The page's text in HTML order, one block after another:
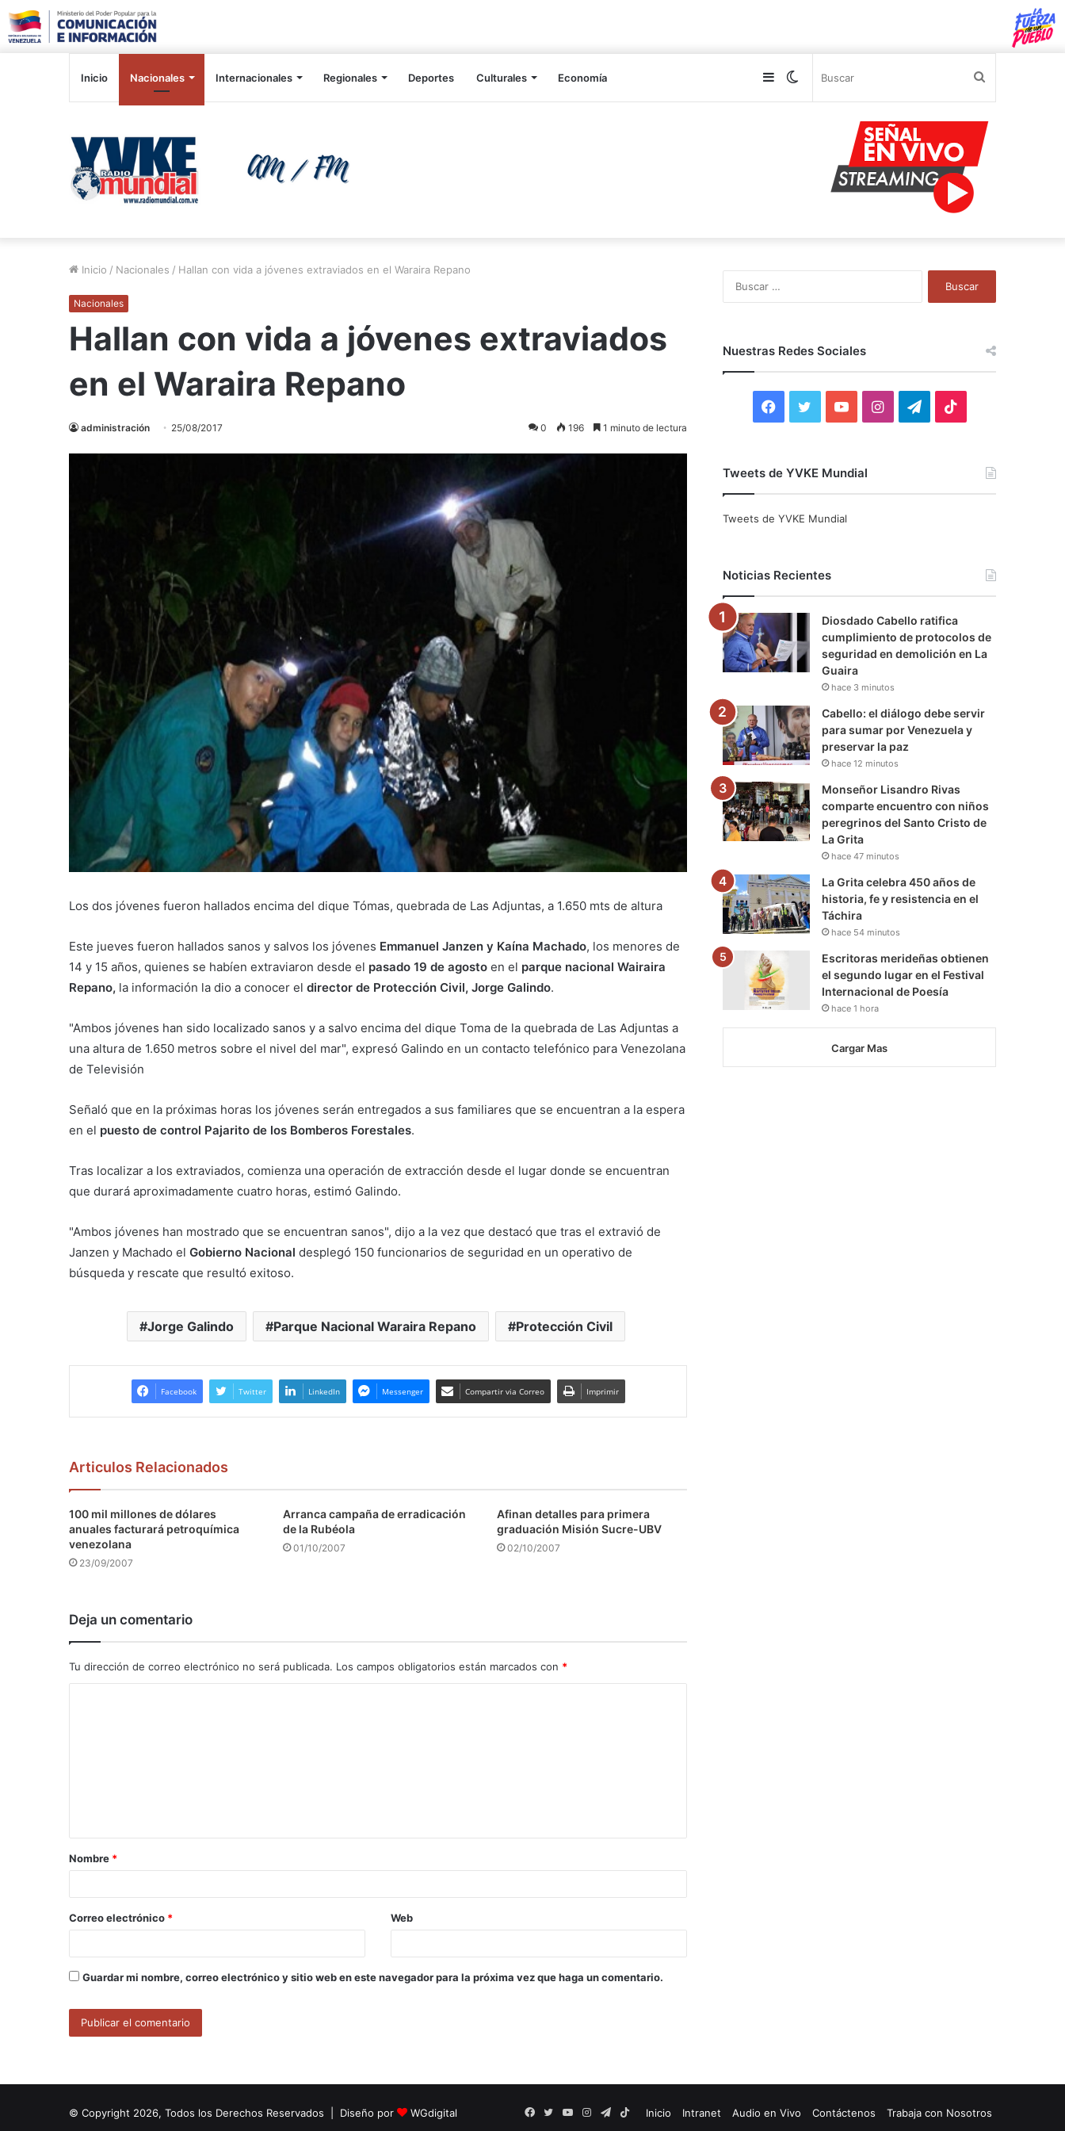
Inicio Nacionales Internacionales Regionales Deportes Culturales Economía Switch
Sidebar
Inicio / Nacionales / Hallan con vida a jóvenes extraviados en el Waraira Repano
Nacionales
Hallan con vida a jóvenes extraviados
en el Waraira Repano
administración 25/08/2017 0 196 1 minuto de lectura
Los dos jóvenes fueron hallados encima del dique Tómas, quebrada de Las Adjuntas, a 1.650 mts de altura
Este jueves fueron hallados sanos y salvos los jóvenes Emmanuel Janzen y Kaína Machado, los menores de
14 y 15 años, quienes se habíen extraviaron desde el pasado 19 de agosto en el parque nacional Wairaira
Repano, la información la dio a conocer el director de Protección Civil, Jorge Galindo.
"Ambos jóvenes han sido localizado sanos y a salvo encima del dique Toma de la quebrada de Las Adjuntas a
una altura de 1.650 metros sobre el nivel del mar", expresó Galindo en un contacto telefónico para Venezolana
de Televisión
Señaló que en la próximas horas los jóvenes serán entregados a sus familiares que se encuentran a la espera
en el puesto de control Pajarito de los Bomberos Forestales.
Tras localizar a los extraviados, comienza una operación de extracción desde el lugar donde se encuentran
que durará aproximadamente cuatro horas, estimó Galindo.
"Ambos jóvenes han mostrado que se encuentran sanos", dijo a la vez que destacó que tras el extravió de
Janzen y Machado el Gobierno Nacional desplegó 150 funcionarios de seguridad en un operativo de
búsqueda y rescate que resultó exitoso.
Jorge Galindo Parque Nacional Waraira Repano Protección Civil
Facebook Twitter LinkedIn Messenger Compartir via Correo Imprimir
Articulos Relacionados
100 mil millones de dólares
anuales facturará petroquímica
venezolana
23/09/2007
Arranca campaña de erradicación
de la Rubéola
01/10/2007
Afinan detalles para primera
graduación Misión Sucre-UBV
02/10/2007
Deja un comentario
Tu dirección de correo electrónico no será publicada. Los campos obligatorios están marcados con *
a
r
*
Nombre *
Correo electrónico * Web
Guardar mi nombre, correo electrónico y sitio web en este navegador para la próxima vez que haga un comentario.
Nuestras Redes Sociales
F
c
o
k
i
r
Y
u
e
I
r
a
m
T
a
m
Tweets de YVKE Mundial
Tweets de YVKE Mundial
Noticias Recientes
Diosdado Cabello ratifica
cumplimiento de protocolos de
seguridad en demolición en La
Guaira
hace 3 minutos
Cabello: el diálogo debe servir
para sumar por Venezuela y
preservar la paz
hace 12 minutos
Monseñor Lisandro Rivas
comparte encuentro con niños
peregrinos del Santo Cristo de
La Grita
hace 47 minutos
La Grita celebra 450 años de
historia, fe y resistencia en el
Táchira
hace 54 minutos
Escritoras merideñas obtienen
el segundo lugar en el Festival
Internacional de Poesía
hace 1 hora
Cargar Mas
© Copyright 2026, Todos los Derechos Reservados | Diseño por WGdigital Inicio Intranet Audio en Vivo Contáctenos Trabaja con Nosotros
Facebook
TwitterYouTubeInstagramTelegram
TikTok